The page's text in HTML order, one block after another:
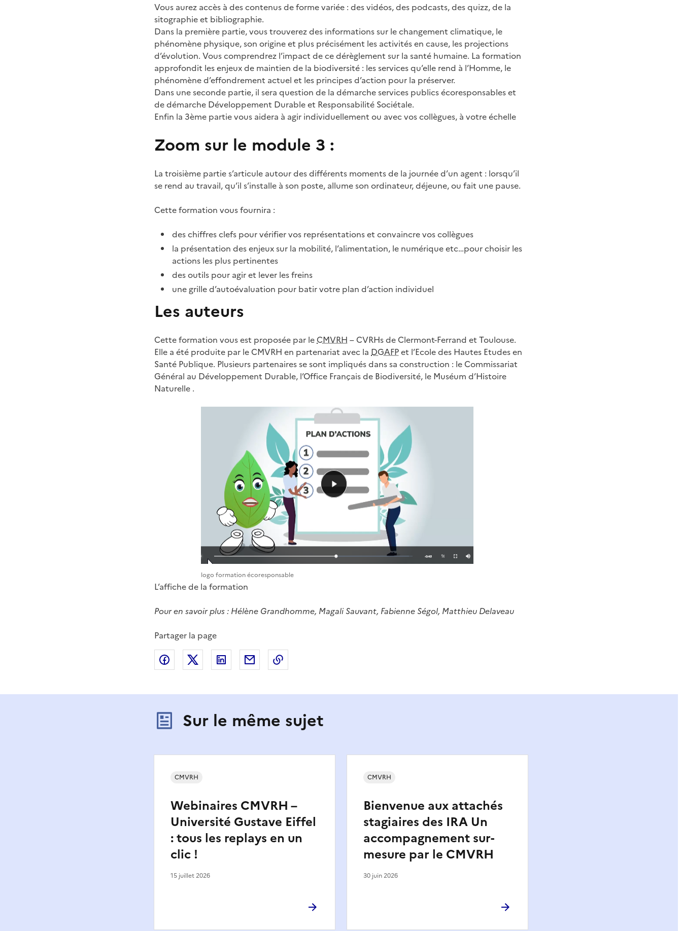
Vous aurez accès à des contenus de forme variée : des vidéos, des podcasts, des quizz, de la
sitographie et bibliographie.
Dans la première partie, vous trouverez des informations sur le changement climatique, le
phénomène physique, son origine et plus précisément les activités en cause, les projections
d’évolution. Vous comprendrez l’impact de ce dérèglement sur la santé humaine. La formation
approfondit les enjeux de maintien de la biodiversité : les services qu’elle rend à l’Homme, le
phénomène d’effondrement actuel et les principes d’action pour la préserver.
Dans une seconde partie, il sera question de la démarche services publics écoresponsables et
de démarche Développement Durable et Responsabilité Sociétale.
Enfin la 3ème partie vous aidera à agir individuellement ou avec vos collègues, à votre échelle
Zoom sur le module 3 :
La troisième partie s’articule autour des différents moments de la journée d’un agent : lorsqu’il
se rend au travail, qu’il s’installe à son poste, allume son ordinateur, déjeune, ou fait une pause.
Cette formation vous fournira :
des chiffres clefs pour vérifier vos représentations et convaincre vos collègues
la présentation des enjeux sur la mobilité, l’alimentation, le numérique etc…pour choisir les
actions les plus pertinentes
des outils pour agir et lever les freins
une grille d’autoévaluation pour batir votre plan d’action individuel
Les auteurs
Cette formation vous est proposée par le CMVRH – CVRHs de Clermont-Ferrand et Toulouse.
Elle a été produite par le CMVRH en partenariat avec la DGAFPet l’Ecole des Hautes Etudes en
Santé Publique. Plusieurs partenaires se sont impliqués dans sa construction : le Commissariat
Général au Développement Durable, l’Office Français de Biodiversité, le Muséum d’Histoire
Naturelle .
logo formation écoresponsable
L’affiche de la formation
Pour en savoir plus : Hélène Grandhomme, Magali Sauvant, Fabienne Ségol, Matthieu Delaveau
Partager la page
Partager sur Facebook
Partager sur XPartager sur LinkedIn
Partager par email
Sur le même sujet
Webinaires CMVRH –
Université Gustave Eiffel
: tous les replays en un
clic !
CMVRH
15 juillet 2026
Bienvenue aux attachés
stagiaires des IRA Un
accompagnement sur-
mesure par le CMVRH
CMVRH
30 juin 2026